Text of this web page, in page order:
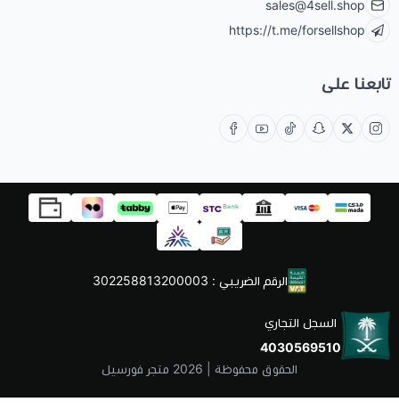
sales@4sell.shop
https://t.me/forsellshop
تابعنا على
الحقوق محفوظة | 2026 متجر فورسيل
السجل التجاري
4030569510
الرقم الضريبي : 302258813200003